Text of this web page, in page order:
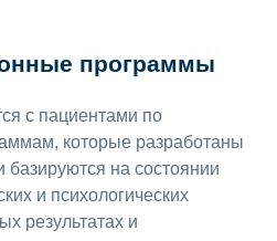
программы
с пациентами по
которые разработаны
на состоянии
и психологических
результатах и